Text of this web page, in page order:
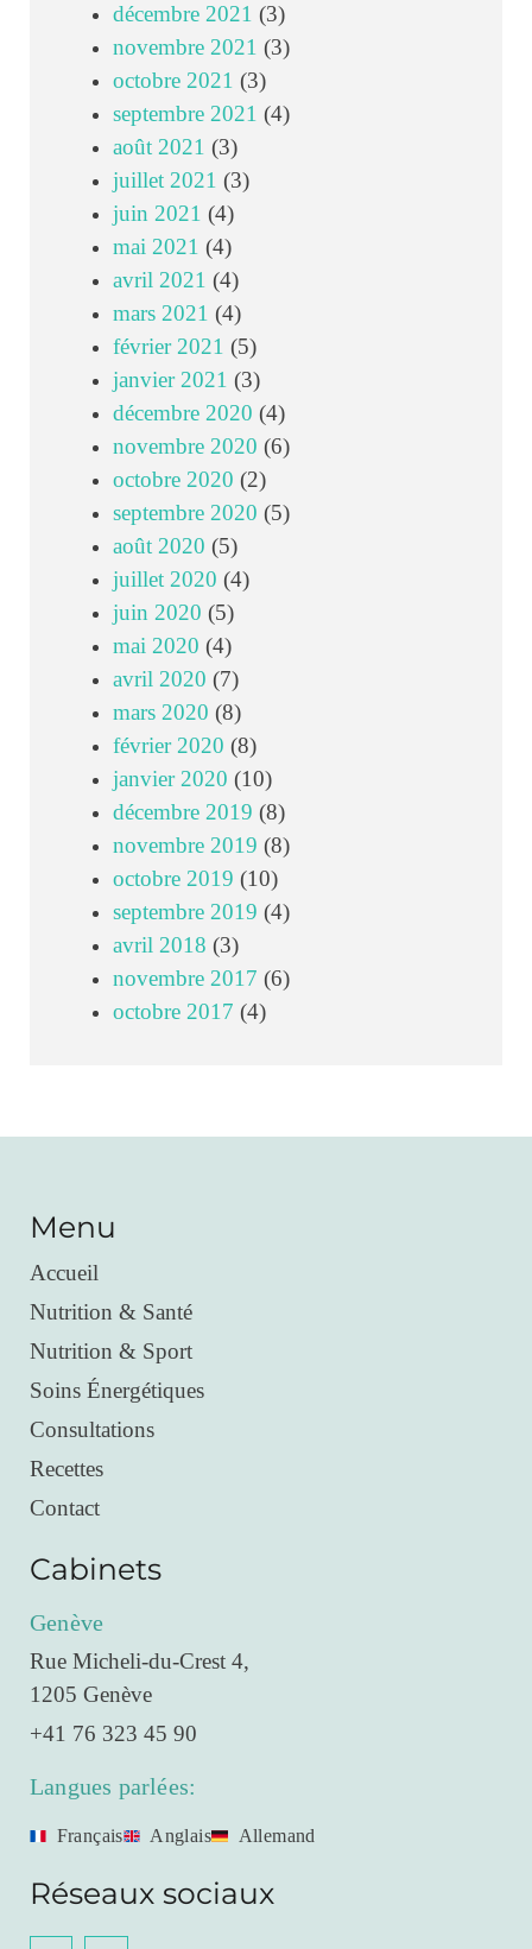
décembre 2021 (3)
novembre 2021 (3)
octobre 2021 (3)
septembre 2021 (4)
août 2021 (3)
juillet 2021 (3)
juin 2021 (4)
mai 2021 (4)
avril 2021 (4)
mars 2021 (4)
février 2021 (5)
janvier 2021 (3)
décembre 2020 (4)
novembre 2020 (6)
octobre 2020 (2)
septembre 2020 (5)
août 2020 (5)
juillet 2020 (4)
juin 2020 (5)
mai 2020 (4)
avril 2020 (7)
mars 2020 (8)
février 2020 (8)
janvier 2020 (10)
décembre 2019 (8)
novembre 2019 (8)
octobre 2019 (10)
septembre 2019 (4)
avril 2018 (3)
novembre 2017 (6)
octobre 2017 (4)
Menu
Accueil
Nutrition & Santé
Nutrition & Sport
Soins Énergétiques
Consultations
Recettes
Contact
Cabinets
Genève
Rue Micheli-du-Crest 4,
1205 Genève
+41 76 323 45 90
Langues parlées:
Français Anglais Allemand
Réseaux sociaux